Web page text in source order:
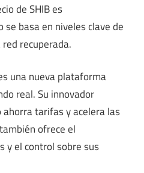
de SHIB es
basa en niveles clave de
recuperada.
una nueva plataforma
real. Su innovador
tarifas y acelera las
ofrece el
y el control sobre sus